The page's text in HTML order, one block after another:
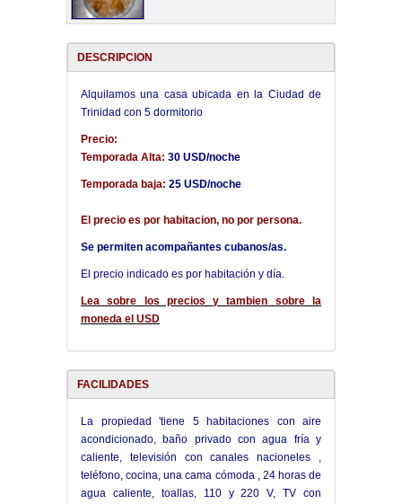
DESCRIPCION
Alquilamos una casa ubicada en la Ciudad de
Trinidad con 5 dormitorio
Precio:
Temporada Alta: 30 USD/noche
Temporada baja: 25 USD/noche
El precio es por habitacion, no por persona.
Se permiten acompañantes cubanos/as.
El precio indicado es por habitación y día.
Lea sobre los precios y tambien sobre la
moneda el USD
FACILIDADES
La propiedad 'tiene 5 habitaciones con aire
acondicionado, baño privado con agua fría y
caliente, televisión con canales nacioneles ,
teléfono, cocina, una cama cómoda , 24 horas de
agua caliente, toallas, 110 y 220 V, TV con